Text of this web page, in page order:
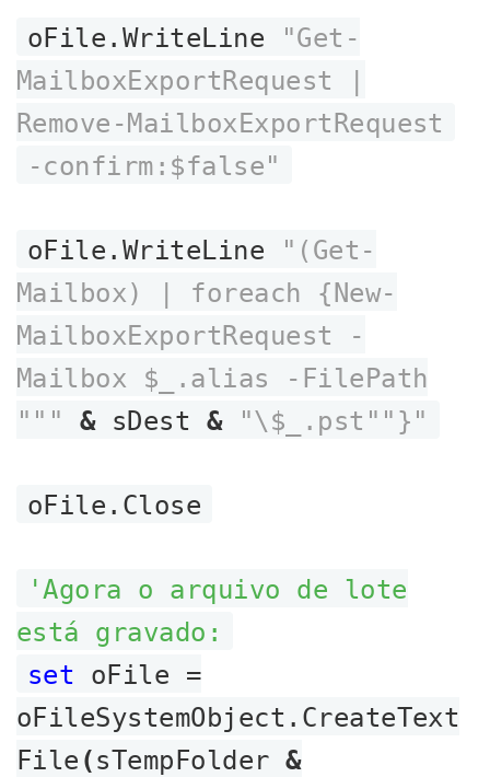
oFile.WriteLine
"Get-
MailboxExportRequest |
Remove-MailboxExportRequest
-confirm:$false"
oFile.WriteLine
"(Get-
Mailbox) | foreach {New-
MailboxExportRequest -
Mailbox $_.alias -FilePath
"""
&sDest & "\$_.pst""}"
oFile.Close
'Agora o arquivo de lote
está gravado:
set oFile =
oFileSystemObject.CreateText
File (sTempFolder&